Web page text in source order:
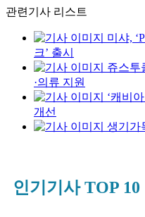
관련기사 리스트
미샤,
크’ 출시
쥬스투
·의류 지원
‘캐비
개선
생기가
인기기사 TOP 10